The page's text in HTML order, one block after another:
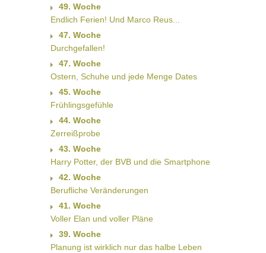
49. Woche
Endlich Ferien! Und Marco Reus...
47. Woche
Durchgefallen!
47. Woche
Ostern, Schuhe und jede Menge Dates
45. Woche
Frühlingsgefühle
44. Woche
Zerreißprobe
43. Woche
Harry Potter, der BVB und die Smartphone
42. Woche
Berufliche Veränderungen
41. Woche
Voller Elan und voller Pläne
39. Woche
Planung ist wirklich nur das halbe Leben